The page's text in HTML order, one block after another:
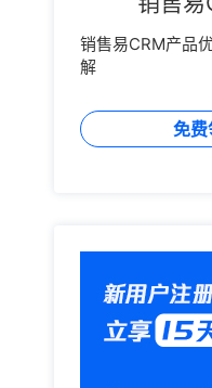
销售易CRM产品
解
免费